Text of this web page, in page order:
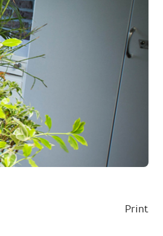
Print